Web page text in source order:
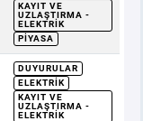
KAYIT VE
UZLAŞTIRMA -
ELEKTRIK
PIYASA
DUYURULAR
ELEKTRIK
KAYIT VE
UZLAŞTIRMA -
ELEKTRIK